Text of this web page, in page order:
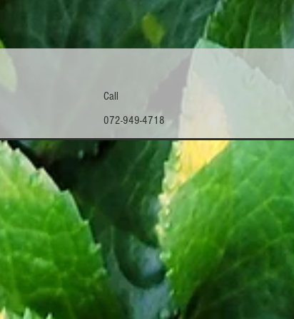
Call
​072-949-4718